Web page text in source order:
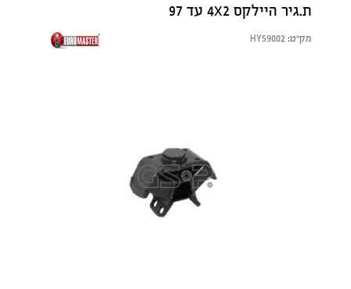
ת.גיר היילקס 4X2 עד 97
מק"ט: HY59002